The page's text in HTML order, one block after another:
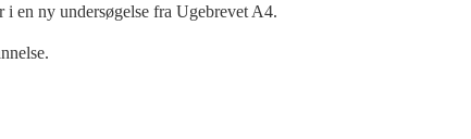
en ny undersøgelse fra Ugebrevet A4.